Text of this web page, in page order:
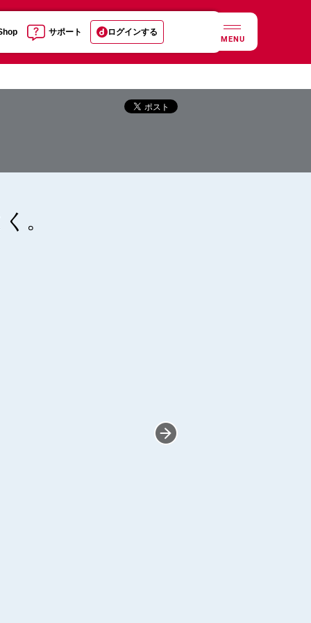
サポート ログインする
MENU
。